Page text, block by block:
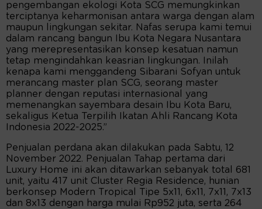
pengembangan ekologi Kota SCG memungkinkan
terciptanya keharmonisan antara warga dengan alam
maupun lingkungan sekitar. Nafas serupa kami temui
dalam rancang bangun Ibu Kota Negara Nusantara
yang merepresentasikan konsep kesatuan namun
tetap mengindahkan keasrian lingkungan. Inilah
kenapa kami menggandeng Sibarani Sofyan untuk
merancang master plan SCG, seorang master
planner dengan reputasi internasional yang
memenangkan sayembara desain Ibu Kota Baru,
sekaligus Ketua Terpilih Ikatan Ahli Rancang Kota
Indonesia 2022-2025.”
Penjualan perdana akan dilakukan pada Sabtu, 12
November 2022. Penjualan Tahap pertama dari
Luxury Home ini akan ditawarkan sebanyak total 681
unit, yaitu 417 unit Cluster Regia Residence, hunian
berkonsep Modern Tropical Tipe 5x11, 6x11, 7x11, 7x13
dan 8x13 dengan harga mulai Rp952 juta, serta 264